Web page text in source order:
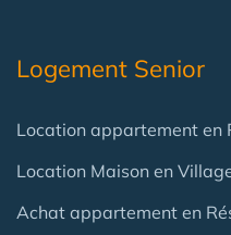
Logement Senior
Location appartement en
Location Maison en
Achat appartement en